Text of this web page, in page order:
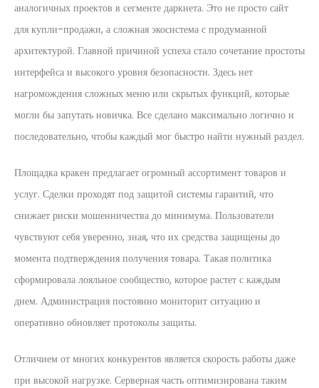
аналогичных проектов в сегменте даркнета. Это не просто сайт
для купли-продажи, а сложная экосистема с продуманной
архитектурой. Главной причиной успеха стало сочетание простоты
интерфейса и высокого уровня безопасности. Здесь нет
нагромождения сложных меню или скрытых функций, которые
могли бы запутать новичка. Все сделано максимально логично и
последовательно, чтобы каждый мог быстро найти нужный раздел.
Площадка кракен предлагает огромный ассортимент товаров и
услуг. Сделки проходят под защитой системы гарантий, что
снижает риски мошенничества до минимума. Пользователи
чувствуют себя уверенно, зная, что их средства защищены до
момента подтверждения получения товара. Такая политика
сформировала лояльное сообщество, которое растет с каждым
днем. Администрация постоянно мониторит ситуацию и
оперативно обновляет протоколы защиты.
Отличием от многих конкурентов является скорость работы даже
при высокой нагрузке. Серверная часть оптимизирована таким